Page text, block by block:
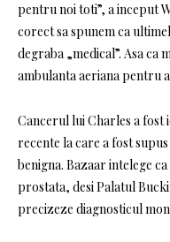
pentru noi toti”, a inceput
corect sa spunem ca
degraba „medical”. Asa ca
ambulanta aeriana pentru
Cancerul lui Charles a
recente la care a fost
benigna. Bazaar intelege
prostata, desi Palatul
precizeze diagnosticul